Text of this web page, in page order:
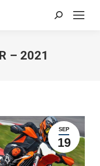
Search:
– 2021
SEP
19